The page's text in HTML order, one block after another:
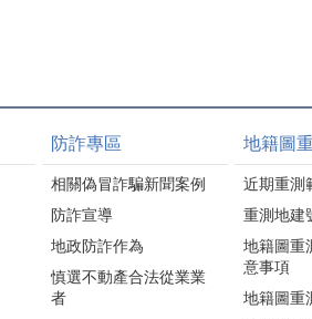
防詐專區
相關偽冒詐騙新聞案例
防詐宣導
地政防詐作為
慎選不動產合法從業業
者
地籍圖
近期重測
重測地建
地籍圖重
意事項
地籍圖重